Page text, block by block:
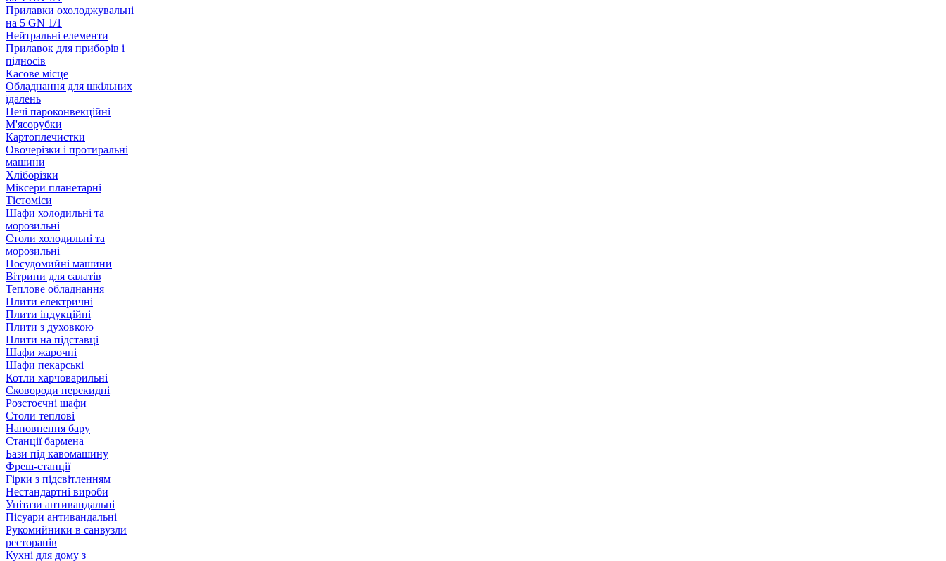
Прилавки охолоджувальні
на 5 GN 1/1
Нейтральні елементи
Прилавок для приборів і
підносів
Касове місце
Обладнання для шкільних
їдалень
Печі пароконвекційні
М'ясорубки
Картоплечистки
Овочерізки і протиральні
машини
Хліборізки
Міксери планетарні
Тістоміси
Шафи холодильні та
морозильні
Столи холодильні та
морозильні
Посудомийні машини
Вітрини для салатів
Теплове обладнання
Плити електричні
Плити індукційні
Плити з духовкою
Плити на підставці
Шафи жарочні
Шафи пекарські
Котли харчоварильні
Сковороди перекидні
Розстоєчні шафи
Столи теплові
Наповнення бару
Станції бармена
Бази під кавомашину
Фреш-станції
Гірки з підсвітленням
Нестандартні вироби
Унітази антивандальні
Пісуари антивандальні
Рукомийники в санвузли
ресторанів
Кухні для дому з